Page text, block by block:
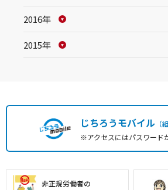
2016年
2015年
じちろうモバイル（
※アクセスにはパスワード
非正規労働者の